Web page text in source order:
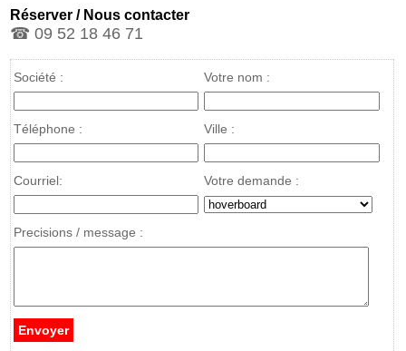
Réserver / Nous contacter
☎ 09 52 18 46 71
Société : Votre nom :
Téléphone : Ville :
Courriel: Votre demande :
Precisions / message :